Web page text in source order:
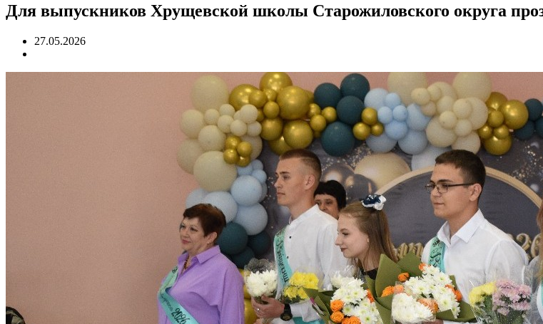
Для выпускников Хрущевской школы Старожиловского округа
27.05.2026